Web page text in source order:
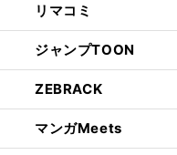
リマコミ
ジャンプTOON
ZEBRACK
マンガMeets